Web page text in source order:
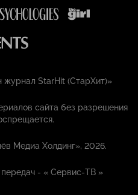
журнал StarHit (СтарХит)»
сайта без разрешения
Медиа Холдинг», 2026.
- «Сервис-ТВ »